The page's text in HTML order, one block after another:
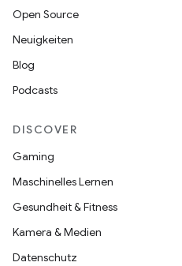
Open Source
Neuigkeiten
Blog
Podcasts
DISCOVER
Gaming
Maschinelles Lernen
Gesundheit & Fitness
Kamera & Medien
Datenschutz